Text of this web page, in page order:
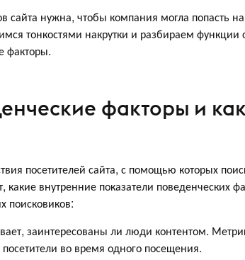
сайта нужна, чтобы компания могла попасть
тонкостями накрутки и разбираем функции
факторы.
факторы и
посетителей сайта, с помощью которых
какие внутренние показатели поведенческих
поисковиков:
заинтересованы ли люди контентом.
во время одного посещения.